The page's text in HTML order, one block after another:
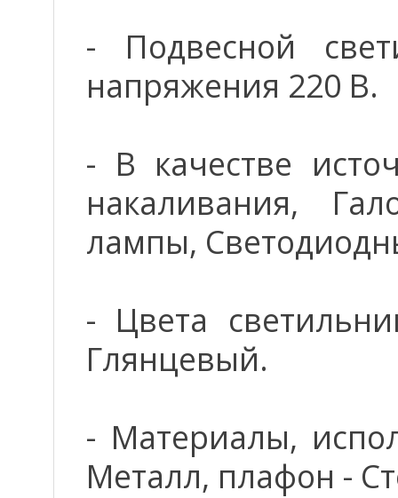
- Подвесной
напряжения 220 В.
- В качестве
накаливания,
лампы,
- Цвета
Глянцевый.
- Материалы,
Металл, плафон -